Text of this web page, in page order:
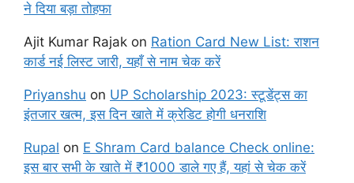
ने दिया बड़ा तोहफा
Ajit Kumar Rajak on Ration Card New List: राशन
कार्ड नई लिस्ट जारी, यहाँ से नाम चेक करें
Priyanshu on UP Scholarship 2023: स्टूडेंट्स का
इंतजार खत्म, इस दिन खाते में क्रेडिट होगी धनराशि
Rupal on E Shram Card balance Check online:
इस बार सभी के खाते में ₹1000 डाले गए हैं, यहां से चेक करें